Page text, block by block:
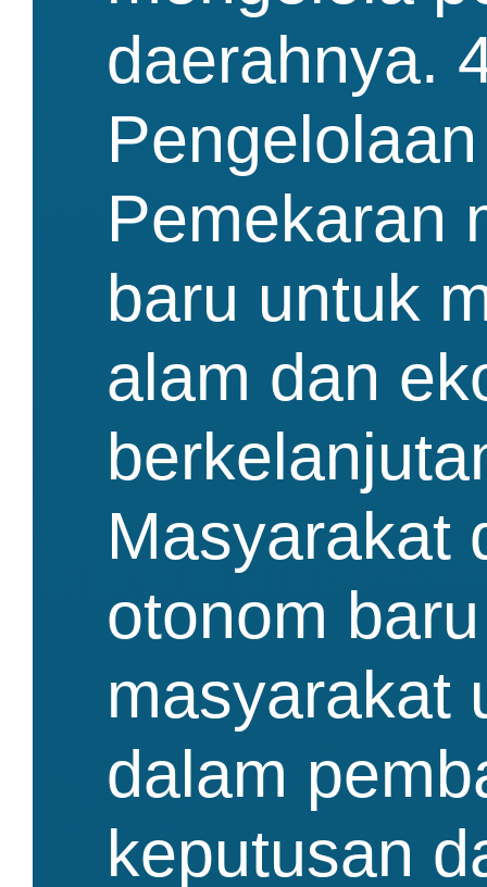
daerahnya.
Pemekaran
baru untuk
alam dan
Masyarakat
otonom
masyarakat
dalam
keputusan